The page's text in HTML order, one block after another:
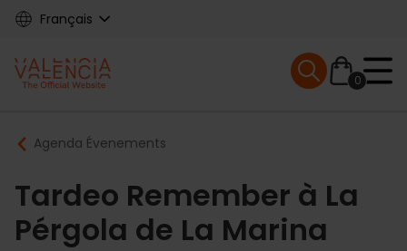
Skip
content
Français
Main
navigation
0
Mobile menu
Breadcrumb
Agenda Évenements
Tardeo Remember à La
Pérgola de La Marina